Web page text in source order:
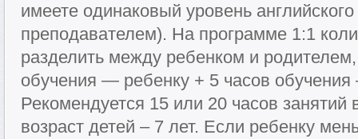
имеете одинаковый уровень
преподавателем). На программе 1:1
разделить между ребенком и
обучения — ребенку + 5 часов
Рекомендуется 15 или 20 часов
возраст детей – 7 лет. Если ребенку